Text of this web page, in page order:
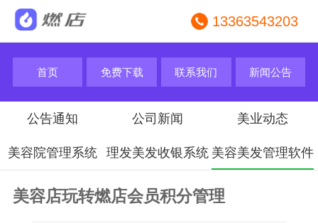
13363543203
首页 免费下载 联系我们 新闻公告
公告通知 公司新闻 美业动态
美容院管理系统 理发美发收银系统 美容美发管理软件
美容店玩转燃店会员积分管理